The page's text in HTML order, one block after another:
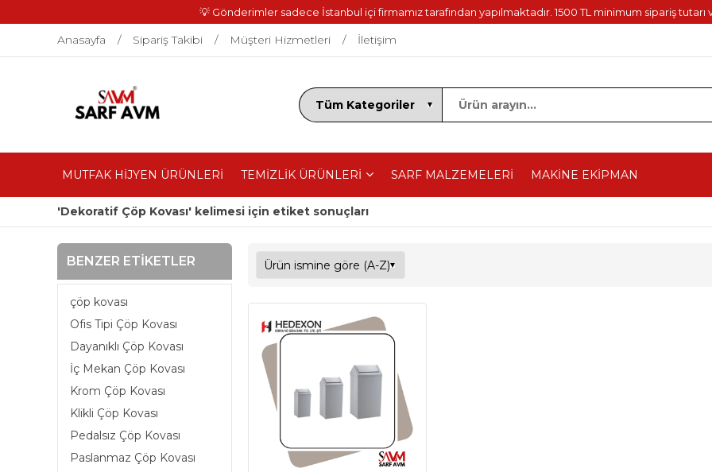
💡 Gönderimler sadece İstanbul içi firmamız tarafından yapılmaktadır. 1500 TL minimum sipariş
Anasayfa Sipariş Takibi Müşteri Hizmetleri İletişim
MUTFAK HİJYEN ÜRÜNLERİ TEMİZLİK ÜRÜNLERİ SARF MALZEMELERİ MAKİNE EKİPMAN
'Dekoratif Çöp Kovası' kelimesi için etiket sonuçları
BENZER ETIKETLER
çöp kovası
Ofis Tipi Çöp Kovası
Dayanıklı Çöp Kovası
İç Mekan Çöp Kovası
Krom Çöp Kovası
Klikli Çöp Kovası
Pedalsız Çöp Kovası
Paslanmaz Çöp Kovası